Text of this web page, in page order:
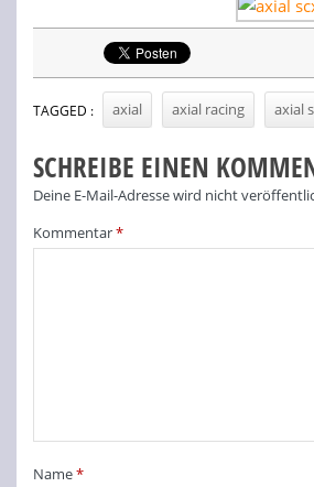
TAGGED : axial axial racing axial
SCHREIBE EINEN
Deine E-Mail-Adresse wird nicht
Kommentar*
Name*